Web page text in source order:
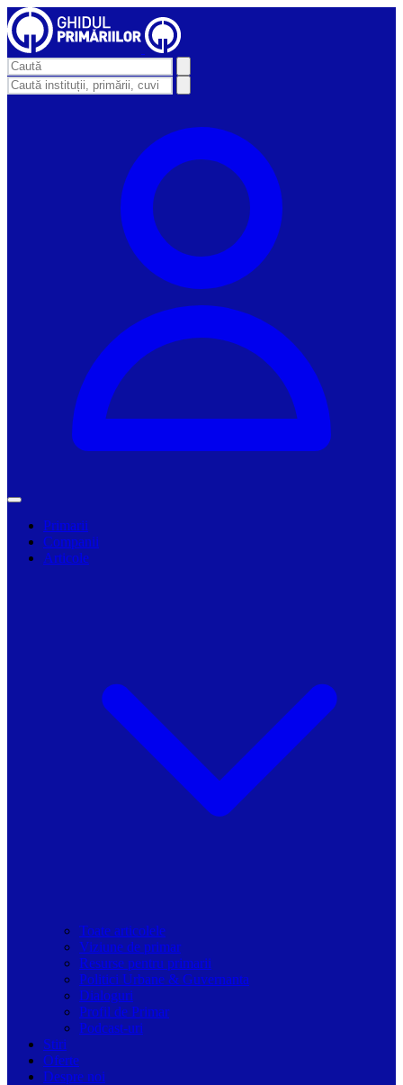
Primarii
Companii
Articole
Toate articolele
Viziune de primar
Resurse pentru primarii
Politici Urbane & Guvernanta
Dialoguri
Profil de Primar
Podcast-uri
Stiri
Oferte
Despre noi